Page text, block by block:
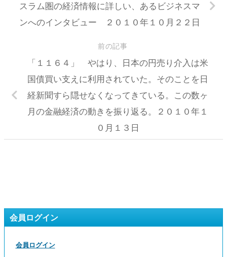
スラム圏の経済情報に詳しい、あるビジネスマ
ンへのインタビュー ２０１０年１０月２２日
前の記事
「１１６４」 やはり、日本の円売り介入は米
国債買い支えに利用されていた。そのことを日
経新聞すら隠せなくなってきている。この数ヶ
月の金融経済の動きを振り返る。２０１０年１
０月１３日
会員ログイン
会員ログイン